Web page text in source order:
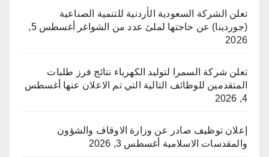
تعلن الشركة السعودية الأردنية للتنمية الصناعية
(جوردينا) عن حاجتها لملئ عدد من الشواغر
أغسطس 5,
2026
تعلن شركة السمرا لتوليد الكهرباء نتائج فرز طلبات
المتقدمين للوظائف التالية التي تم الاعلان عنها أغسطس
4, 2026
إعلان توظيف صادر عن وزارة الاوقاف والشؤون
والمقدسات الاسلامية أغسطس 3, 2026